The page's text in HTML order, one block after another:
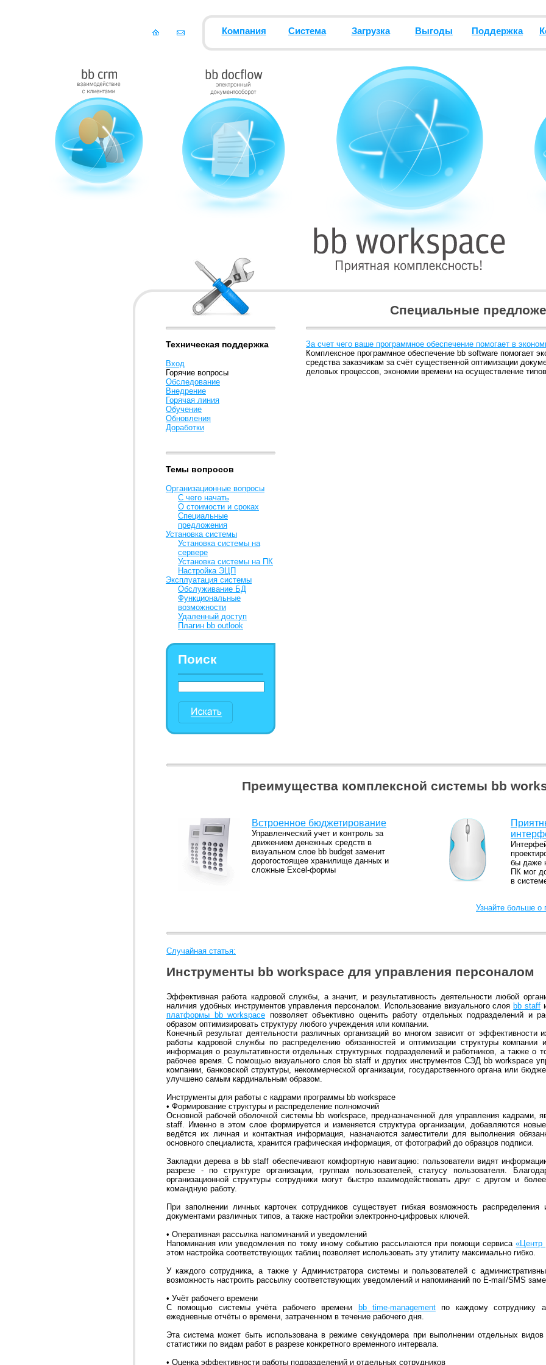
Компания Система Загрузка Выгоды Поддержка
Техническая поддержка
Вход
Горячие вопросы
Обследование
Внедрение
Горячая линия
Обучение
Обновления
Доработки
Темы вопросов
Организационные вопросы
С чего начать
О стоимости и сроках
Специальные
предложения
Установка системы
Установка системы на
сервере
Установка системы на ПК
Настройка ЭЦП
Эксплуатация системы
Обслуживание БД
Функциональные
возможности
Удаленный доступ
Плагин bb outlook
Поиск
Специальные
За счет чего ваше программное обеспечение помогает в
Комплексное программное обеспечение bb software помогает
средства заказчикам за счёт существенной оптимизации
деловых процессов, экономии времени на осуществление
Преимущества комплексной системы bb
Встроенное бюджетирование
Управленческий учет и контроль за
движением денежных средств в
визуальном слое bb budget заменит
дорогостоящее хранилище данных и
сложные Excel-формы
бы даже
ПК мог
в
Узнайте больше о
Случайная статья:
Инструменты bb workspace для управления персоналом
Эффективная работа кадровой службы, а значит, и результативность деятельности любой
наличия удобных инструментов управления персоналом. Использование визуального слоя bb staff
платформы bb workspace позволяет объективно оценить работу отдельных подразделений и
образом оптимизировать структуру любого учреждения или компании.
Конечный результат деятельности различных организаций во многом зависит от эффективности
работы кадровой службы по распределению обязанностей и оптимизации структуры компании
информация о результативности отдельных структурных подразделений и работников, а также о
рабочее время. С помощью визуального слоя bb staff и других инструментов СЭД bb workspace
компании, банковской структуры, некоммерческой организации, государственного органа или
улучшено самым кардинальным образом.
Инструменты для работы с кадрами программы bb workspace
• Формирование структуры и распределение полномочий
Основной рабочей оболочкой системы bb workspace, предназначенной для управления кадрами,
staff. Именно в этом слое формируется и изменяется структура организации, добавляются новые
ведётся их личная и контактная информация, назначаются заместители для выполнения
основного специалиста, хранится графическая информация, от фотографий до образцов подписи.
Закладки дерева в bb staff обеспечивают комфортную навигацию: пользователи видят
разрезе - по структуре организации, группам пользователей, статусу пользователя.
организационной структуры сотрудники могут быстро взаимодействовать друг с другом и
командную работу.
При заполнении личных карточек сотрудников существует гибкая возможность
документами различных типов, а также настройки электронно-цифровых ключей.
• Оперативная рассылка напоминаний и уведомлений
Напоминания или уведомления по тому иному событию рассылаются при помощи сервиса«Центр
этом настройка соответствующих таблиц позволяет использовать эту утилиту максимально гибко.
У каждого сотрудника, а также у Администратора системы и пользователей с
возможность настроить рассылку соответствующих уведомлений и напоминаний по E-mail/SMS
• Учёт рабочего времени
С помощью системы учёта рабочего времени
bb time-managementпо каждому сотруднику
ежедневные отчёты о времени, затраченном в течение рабочего дня.
Эта система может быть использована в режиме секундомера при выполнении отдельных
статистики по видам работ в разрезе конкретного временного интервала.
• Оценка эффективности работы подразделений и отдельных сотрудников